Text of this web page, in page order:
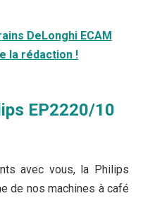
DeLonghi ECAM
la rédaction !
EP2220/10
avec vous, la Philips
de nos machines à café